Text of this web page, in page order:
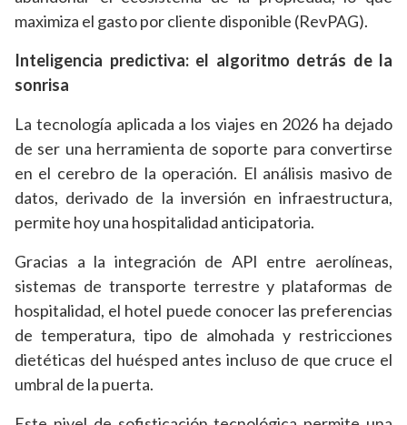
maximiza el gasto por cliente disponible (RevPAG).
Inteligencia predictiva: el algoritmo detrás de la
sonrisa
La tecnología aplicada a los viajes en 2026 ha dejado
de ser una herramienta de soporte para convertirse
en el cerebro de la operación. El análisis masivo de
datos, derivado de la inversión en infraestructura,
permite hoy una hospitalidad anticipatoria.
Gracias a la integración de API entre aerolíneas,
sistemas de transporte terrestre y plataformas de
hospitalidad, el hotel puede conocer las preferencias
de temperatura, tipo de almohada y restricciones
dietéticas del huésped antes incluso de que cruce el
umbral de la puerta.